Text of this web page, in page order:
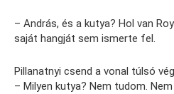
– András, és a kutya? Hol van
saját hangját sem ismerte fel.
Pillanatnyi csend a vonal túlsó
– Milyen kutya? Nem tudom.